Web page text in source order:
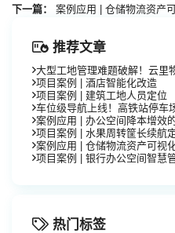
下一篇：
案例应用 | 仓储物流资产
推荐文章
大型工地管理难题破解！云里
项目案例 | 酒店智能化改造
项目案例 | 建筑工地人员定位
车位级导航上线！高铁站停车
案例应用 | 办公空间降本增效
项目案例 | 水果周转筐长续航
案例应用 | 仓储物流资产可视
项目案例 | 银行办公空间智慧
热门标签